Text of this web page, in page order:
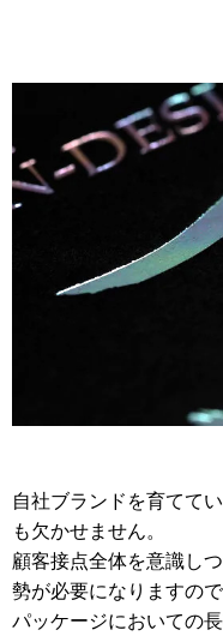
自社ブランドを育てて
も欠かせません。
顧客接点全体を意識し
勢が必要になりますので
パッケージにおいての